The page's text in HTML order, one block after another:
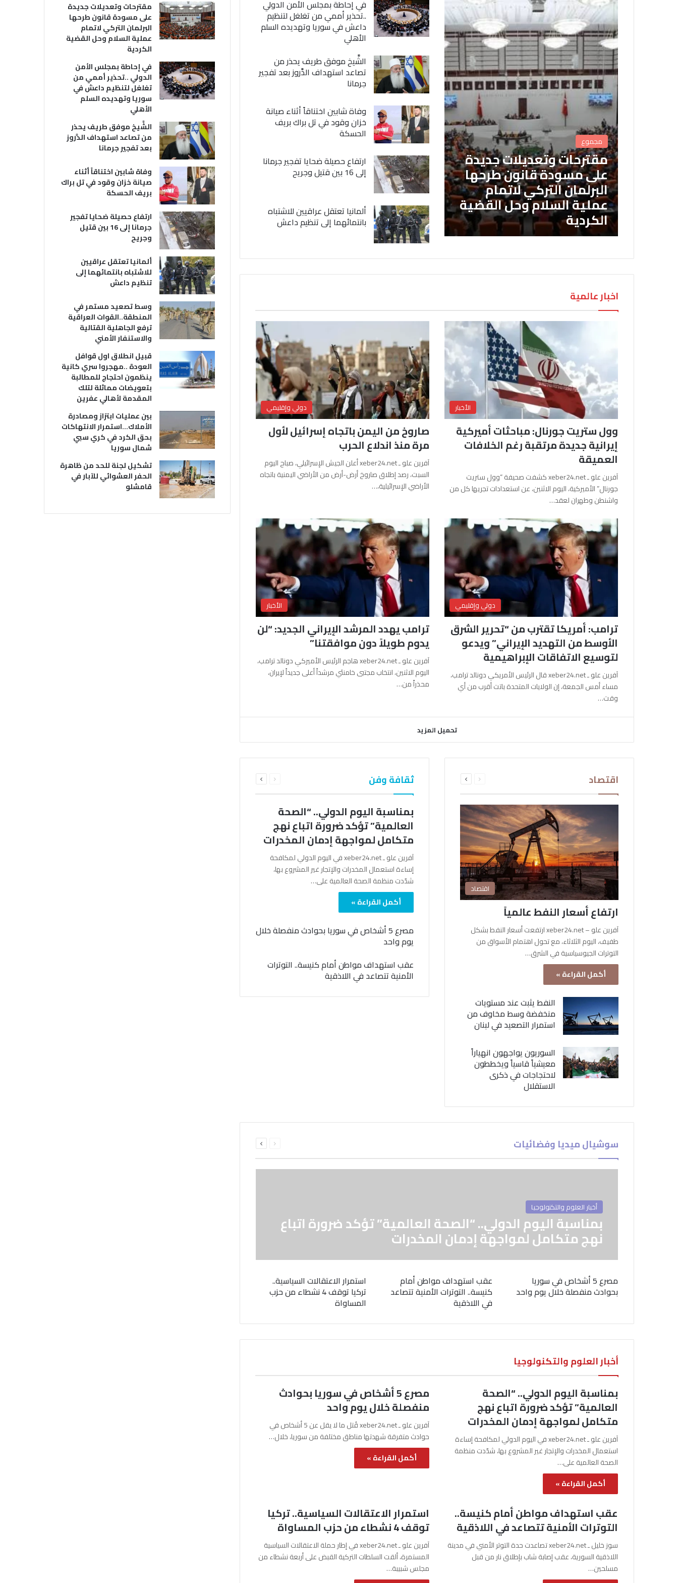
مجموع
مقترحات وتعديلات جديدة
على مسودة قانون طرحها
البرلمان التركي لاتمام
عملية السلام وحل القضية
الكردية
في إحاطة بمجلس الأمن الدولي
..تحذير أممي من تغلغل لتنظيم
داعش في سوريا وتهديده السلم
الأهلي
الشَّيخ موفق طريف يحذر من
تصاعد استهداف الدَّروز بعد تفجير
جرمانا
وفاة شابين اختناقاً أثناء صيانة
خزان وقود في تل براك بريف
الحسكة
ارتفاع حصيلة ضحايا تفجير جرمانا
إلى 16 بين قتيل وجريح
ألمانيا تعتقل عراقيين للاشتباه
بانتمائهما إلى تنظيم داعش
اخبار عالمية
الأخبار
وول ستريت جورنال: مباحثات أميركية
إيرانية جديدة مرتقبة رغم الخلافات
العميقة
آفرين علو ـ xeber24.net كشفت صحيفة “وول ستريت
جورنال” الأميركية، اليوم الاثنين، عن استعدادات تجريها كل من
واشنطن وطهران لعقد…
دولي وإقليمي
صاروخ من اليمن باتجاه إسرائيل لأول
مرة منذ اندلاع الحرب
آفرين علو ـ xeber24.net أعلن الجيش الإسرائيلي، صباح اليوم
السبت، رصد إطلاق صاروخ أرض-أرض من الأراضي اليمنية باتجاه
الأراضي الإسرائيلية،…
دولي وإقليمي
ترامب: أمريكا تقترب من “تحرير الشرق
الأوسط من التهديد الإيراني” ويدعو
لتوسيع الاتفاقات الإبراهيمية
آفرين علو ـ xeber24.net قال الرئيس الأمريكي دونالد ترامب،
مساء أمس الجمعة، إن الولايات المتحدة باتت أقرب من أي
وقت…
الأخبار
ترامب يهدد المرشد الإيراني الجديد: “لن
يدوم طويلاً دون موافقتنا”
آفرين علو ـ xeber24.net هاجم الرئيس الأميركي دونالد ترامب،
اليوم الاثنين، انتخاب مجتبى خامنئي مرشداً أعلى جديداً لإيران،
محذراً من…
تحميل المزيد
اقتصاد الصفحةالصفحة
اقتصاد
ارتفاع أسعار النفط عالمياً
آفرين علو – xeber24.net ارتفعت أسعار النفط بشكل
طفيف، اليوم الثلاثاء، مع تحول اهتمام الأسواق من
التوترات الجيوسياسية في الشرق…
أكمل القراءة »
النفط يثبت عند مستويات
منخفضة وسط مخاوف من
استمرار التصعيد في لبنان
السوريون يواجهون انهياراً
معيشياً قاسياً ويخططون
لاحتجاجات في ذكرى
الاستقلال
ثقافة وفن الصفحةالصفحة
بمناسبة اليوم الدولي.. “الصحة
العالمية” تؤكد ضرورة اتباع نهج
متكامل لمواجهة إدمان المخدرات
آفرين علو ـ xeber24.net في اليوم الدولي لمكافحة
إساءة استعمال المخدرات والإتجار غير المشروع بها،
شدّدت منظمة الصحة العالمية على…
أكمل القراءة »
مصرع 5 أشخاص في سوريا بحوادث منفصلة خلال
يوم واحد
عقب استهداف مواطن أمام كنيسة.. التوترات
الأمنية تتصاعد في اللاذقية
سوشيال ميديا وفضائيات الصفحةالصفحة
أخبار العلوم والتكنولوجيا
بمناسبة اليوم الدولي.. “الصحة العالمية” تؤكد ضرورة اتباع
نهج متكامل لمواجهة إدمان المخدرات
مصرع 5 أشخاص في سوريا
بحوادث منفصلة خلال يوم واحد
عقب استهداف مواطن أمام
كنيسة.. التوترات الأمنية تتصاعد
في اللاذقية
استمرار الاعتقالات السياسية..
تركيا توقف 4 نشطاء من حزب
المساواة
أخبار العلوم والتكنولوجيا
بمناسبة اليوم الدولي.. “الصحة
العالمية” تؤكد ضرورة اتباع نهج
متكامل لمواجهة إدمان المخدرات
آفرين علو ـ xeber24.net في اليوم الدولي لمكافحة إساءة
استعمال المخدرات والإتجار غير المشروع بها، شدّدت منظمة
الصحة العالمية على…
أكمل القراءة »
مصرع 5 أشخاص في سوريا بحوادث
منفصلة خلال يوم واحد
آفرين علو ـ xeber24.net قُتل ما لا يقل عن 5 أشخاص في
حوادث متفرقة شهدتها مناطق مختلفة من سوريا، خلال…
أكمل القراءة »
عقب استهداف مواطن أمام كنيسة..
التوترات الأمنية تتصاعد في اللاذقية
سوز خليل ـ xeber24.net تصاعدت حدة التوتر الأمني في مدينة
اللاذقية السورية، عقب إصابة شاب بإطلاق نار من قبل
مسلحين…
استمرار الاعتقالات السياسية.. تركيا
توقف 4 نشطاء من حزب المساواة
آفرين علو ـ xeber24.net في إطار حملة الاعتقالات السياسية
المستمرة، ألقت السلطات التركية القبض على أربعة نشطاء من
مجلس شبيبة…
مقترحات وتعديلات جديدة
على مسودة قانون طرحها
البرلمان التركي لاتمام
عملية السلام وحل القضية
الكردية
في إحاطة بمجلس الأمن
الدولي ..تحذير أممي من
تغلغل لتنظيم داعش في
سوريا وتهديده السلم
الأهلي
الشَّيخ موفق طريف يحذر
من تصاعد استهداف الدَّروز
بعد تفجير جرمانا
وفاة شابين اختناقاً أثناء
صيانة خزان وقود في تل براك
بريف الحسكة
ارتفاع حصيلة ضحايا تفجير
جرمانا إلى 16 بين قتيل
وجريح
ألمانيا تعتقل عراقيين
للاشتباه بانتمائهما إلى
تنظيم داعش
وسط تصعيد مستمر في
المنطقة..القوات العراقية
ترفع الجاهلية القتالية
والاستنفار الأمني
قبيل انطلاق اول قوافل
العودة ..مهجروا سري كانية
ينظمون احتجاج للمطالبة
بتعويضات مماثلة لتلك
المقدمة لأهالي عفرين
بين عمليات ابتزاز ومصادرة
الأملاك…استمرار الانتهاكات
بحق الكرد في كري سبي
شمال سوريا
تشكيل لجنة للحد من ظاهرة
الحفر العشوائي للآبار في
قامشلو